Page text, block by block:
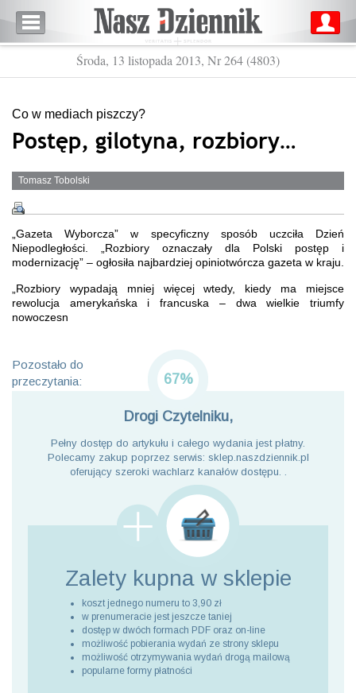
Środa, 13 listopada 2013, Nr 264 (4803)
Co w mediach piszczy?
Postęp, gilotyna, rozbiory…
Tomasz Tobolski
„Gazeta Wyborcza” w specyficzny sposób uczciła Dzień
Niepodległości. „Rozbiory oznaczały dla Polski postęp i
modernizację” – ogłosiła najbardziej opiniotwórcza gazeta w kraju.
„Rozbiory wypadają mniej więcej wtedy, kiedy ma miejsce
rewolucja amerykańska i francuska – dwa wielkie triumfy
nowoczesn
Pozostało do
przeczytania:
67%
Drogi Czytelniku,
Pełny dostęp do artykułu i całego wydania jest płatny.
Polecamy zakup poprzez serwis: sklep.naszdziennik.pl
oferujący szeroki wachlarz kanałów dostępu. .
Zalety kupna w sklepie
koszt jednego numeru to 3,90 zł
w prenumeracie jest jeszcze taniej
dostęp w dwóch formach PDF oraz on-line
możliwość pobierania wydań ze strony sklepu
możliwość otrzymywania wydań drogą mailową
popularne formy płatności